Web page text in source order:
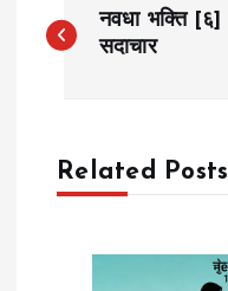
o
नवधा भक्ति [६]
सदाचार
Related Posts